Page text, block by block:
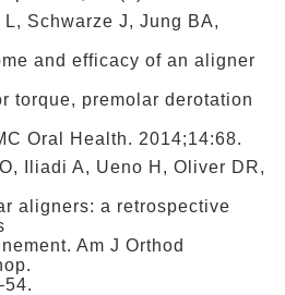
Schwarze J, Jung BA,
and efficacy of an aligner
torque, premolar derotation
Oral Health. 2014;14:68.
Iliadi A, Ueno H, Oliver DR,
aligners: a retrospective
Am J Orthod